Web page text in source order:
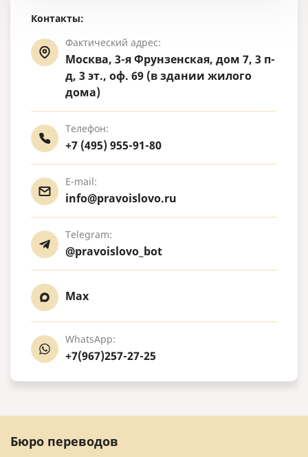
Контакты:
Фактический адрес:
Москва, 3-я Фрунзенская, дом 7, 3 п-
д, 3 эт., оф. 69 (в здании жилого
дома)
Телефон:
+7 (495) 955-91-80
E-mail:
info@pravoislovo.ru
Telegram:
@pravoislovo_bot
Max
WhatsApp:
+7(967)257-27-25
Бюро переводов